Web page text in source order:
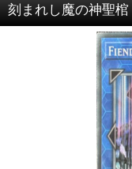
刻まれし魔の神聖